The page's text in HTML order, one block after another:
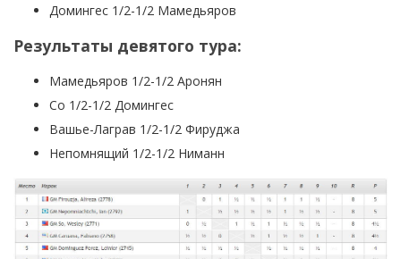
Домингес 1/2-1/2 Мамедьяров
Результаты девятого тура:
Мамедьяров 1/2-1/2 Аронян
Со 1/2-1/2 Домингес
Вашье-Лаграв 1/2-1/2 Фируджа
Непомнящий 1/2-1/2 Ниманн